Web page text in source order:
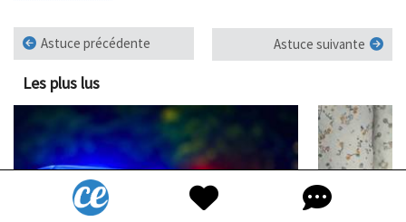
Astuce précédente Astuce suivante
Les plus lus